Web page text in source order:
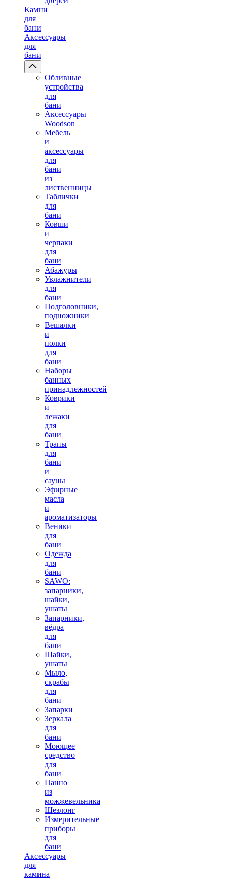
Камни
для
бани
Аксессуары
для
бани
Обливные
устройства
для
бани
Аксессуары
Woodson
Мебель
и
аксессуары
для
бани
из
лиственницы
Таблички
для
бани
Ковши
и
черпаки
для
бани
Абажуры
Увлажнители
для
бани
Подголовники,
подножники
Вешалки
и
полки
для
бани
Наборы
банных
принадлежностей
Коврики
и
лежаки
для
бани
Трапы
для
бани
и
сауны
Эфирные
масла
и
ароматизаторы
Веники
для
бани
Одежда
для
бани
SAWO:
запарники,
шайки,
ушаты
Запарники,
вёдра
для
бани
Шайки,
ушаты
Мыло,
скрабы
для
бани
Запарки
Зеркала
для
бани
Моющее
средство
для
бани
Панно
из
можжевельника
Шезлонг
Измерительные
приборы
для
бани
Аксессуары
для
камина